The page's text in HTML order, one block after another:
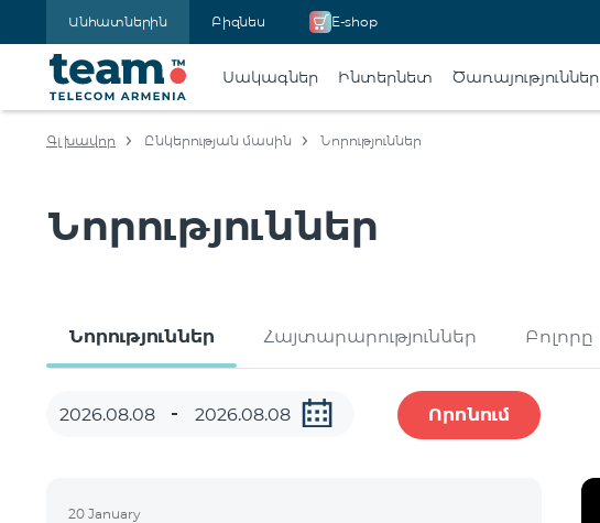
Անհատներին Բիզնես E-shop
Սակագներ Ինտերնետ Ծառայություններ
Գլխավոր Ընկերության մասին Նորություններ
Նորություններ
Նորություններ Հայտարարություններ Բոլորը
Որոնում
20 January